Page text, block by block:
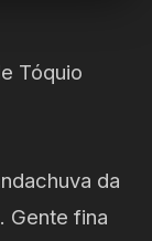
Tóquio
da
Gente fina